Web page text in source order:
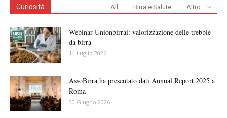
Curiosità All Birra e Salute Altro
Webinar Unionbirrai: valorizzazione delle trebbie
da birra
14 Luglio 2026
AssoBirra ha presentato dati Annual Report 2025 a
Roma
30 Giugno 2026